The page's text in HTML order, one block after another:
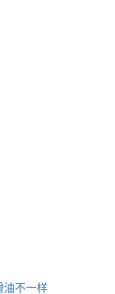
油不一样